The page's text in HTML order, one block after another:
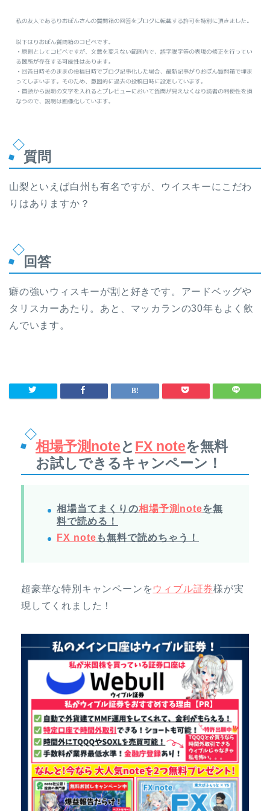
質問
山梨といえば白州も有名ですが、ウイスキーにこだわ
りはありますか？
回答
癖の強いウィスキーが割と好きです。アードベッグや
タリスカーあたり。あと、マッカランの30年もよく飲
んでいます。
相場予測noteとFX noteを無料
お試しできるキャンペーン！
相場当てまくりの相場予測noteを無
料で読める！
FX note も無料で読めちゃう！
超豪華な特別キャンペーンを ウィブル証券様が実
現してくれました！